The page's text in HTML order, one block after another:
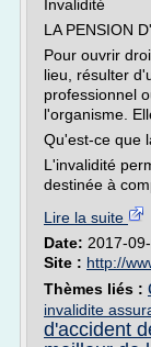
Invalidité
LA PENSION
Pour ouvrir
lieu, résulter
professionnel
l'organisme.
Qu'est-ce que
L'invalidité
destinée à
Lire la suite
Date: 2017-
Site : http://
Thèmes liés :
invalidite
d'accident